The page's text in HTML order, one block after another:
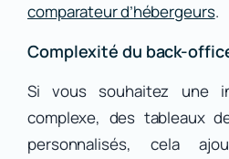
comparateur d’hébergeurs.
Complexité du back-
Si vous souhaitez une
complexe, des tableaux
personnalisés, cela